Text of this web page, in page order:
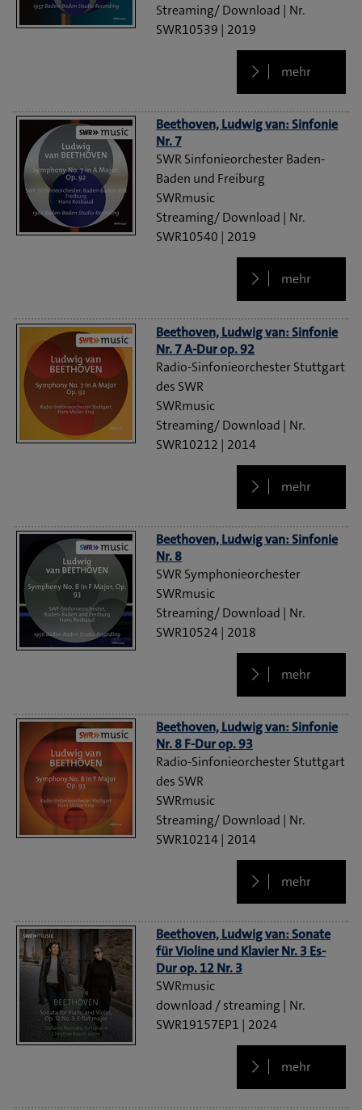
Streaming/ Download
SWR10539
2019
mehr
Beethoven, Ludwig van: Sinfonie
Nr. 7
SWR Sinfonieorchester Baden-
Baden und Freiburg
SWRmusic
Streaming/ Download
SWR10540
2019
mehr
Beethoven, Ludwig van: Sinfonie
Nr. 7 A-Dur op. 92
Radio-Sinfonieorchester Stuttgart
des SWR
SWRmusic
Streaming/ Download
SWR10212
2014
mehr
Beethoven, Ludwig van: Sinfonie
Nr. 8
SWR Symphonieorchester
SWRmusic
Streaming/ Download
SWR10524 2018
mehr
Beethoven, Ludwig van: Sinfonie
Nr. 8 F-Dur op. 93
Radio-Sinfonieorchester Stuttgart
des SWR
SWRmusic
Streaming/ Download
SWR10214 2014
mehr
Beethoven, Ludwig van: Sonate
für Violine und Klavier Nr. 3 Es-
Dur op. 12 Nr. 3
SWRmusic
download / streaming
SWR19157EP1
2024
mehr